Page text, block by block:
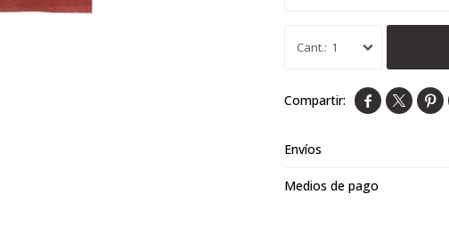
1
  
Envíos
Medios de pago